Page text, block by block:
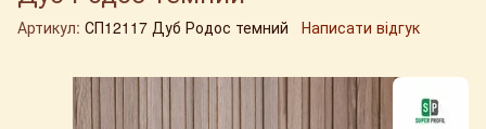
Артикул: СП12117 Дуб Родос темний Написати відгук